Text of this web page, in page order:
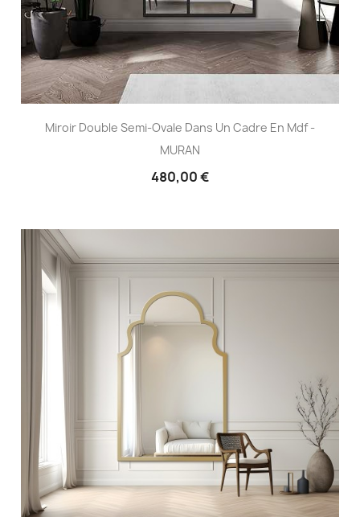
Miroir Double Semi-Ovale Dans Un Cadre En Mdf -
MURAN
480,00 €